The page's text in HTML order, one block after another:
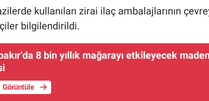
kullanılan zirai ilaç ambalajlarının
bilgilendirildi.
8 bin yıllık mağarayı etkileyecek
Görüntüle